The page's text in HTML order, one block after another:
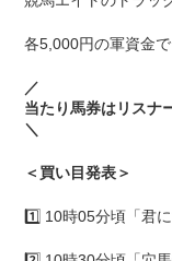
各5,000円の軍資金
／
当たり馬券はリスナ
＼
＜買い目発表＞
1️⃣ 10時05分頃「君